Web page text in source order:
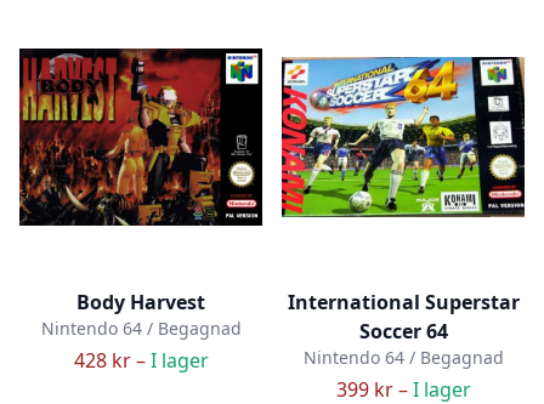
Body Harvest
Nintendo 64 / Begagnad
428 kr –I lager
International Superstar
Soccer 64
Nintendo 64 / Begagnad
399 kr –I lager